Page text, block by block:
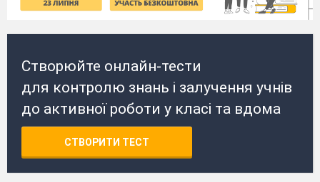
Створюйте онлайн-тести
для контролю знань і залучення учнів
до активної роботи у класі та вдома
СТВОРИТИ ТЕСТ